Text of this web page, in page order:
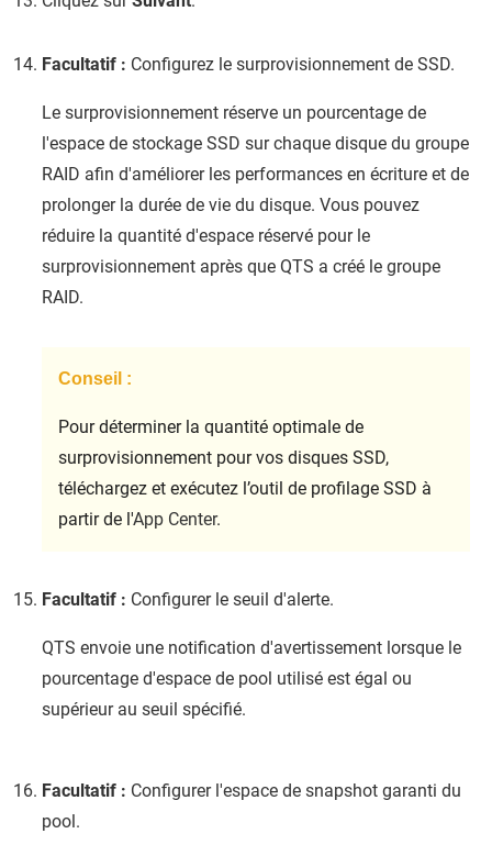
Facultatif : Configurez le surprovisionnement de SSD.
Le surprovisionnement réserve un pourcentage de
l'espace de stockage SSD sur chaque disque du groupe
RAID afin d'améliorer les performances en écriture et de
prolonger la durée de vie du disque. Vous pouvez
réduire la quantité d'espace réservé pour le
surprovisionnement après que QTS a créé le groupe
RAID.
Conseil :
Pour déterminer la quantité optimale de
surprovisionnement pour vos disques SSD,
téléchargez et exécutez l’outil de profilage SSD à
partir de l'App Center.
Facultatif : Configurer le seuil d'alerte.
QTS envoie une notification d'avertissement lorsque le
pourcentage d'espace de pool utilisé est égal ou
supérieur au seuil spécifié.
Facultatif : Configurer l'espace de snapshot garanti du
pool.